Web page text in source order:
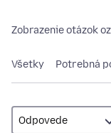
Zobrazenie otázok
Všetky Potrebná